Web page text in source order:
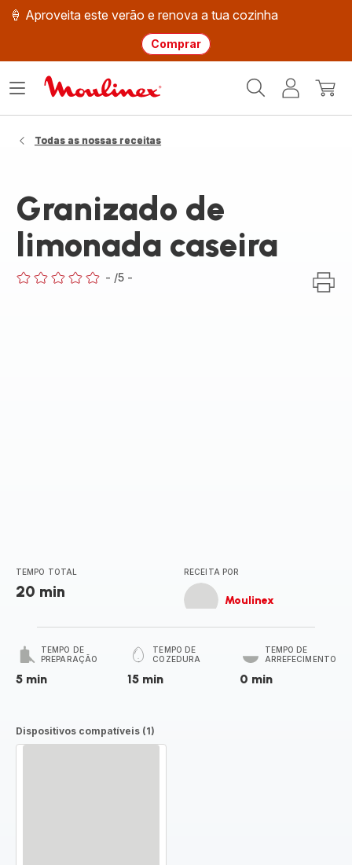
🍦 Aproveita este verão e renova a tua cozinha
Comprar
Moulinex
O
Abrir
Todas as nossas receitas
Granizado de
limonada caseira
- /5 -
TEMPO TOTAL
20 min
RECEITA POR
Moulinex
TEMPO DE
PREPARAÇÃO
5 min
TEMPO DE
COZEDURA
15 min
TEMPO DE
ARREFECIMENTO
0 min
Dispositivos compatíveis (1)